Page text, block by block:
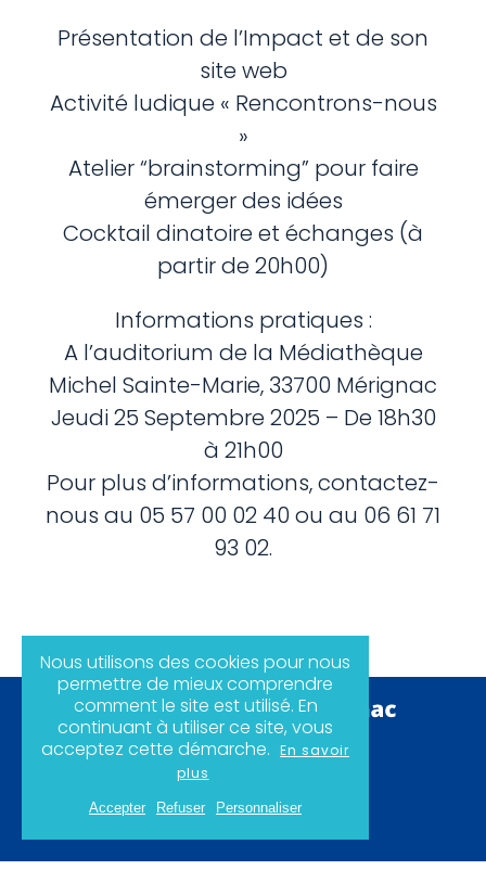
Présentation de l’Impact et de son
site web
Activité ludique « Rencontrons-nous
»
Atelier “brainstorming” pour faire
émerger des idées
Cocktail dinatoire et échanges (à
partir de 20h00)
Informations pratiques :
A l’auditorium de la Médiathèque
Michel Sainte-Marie, 33700 Mérignac
Jeudi 25 Septembre 2025 – De 18h30
à 21h00
Pour plus d’informations, contactez-
nous au 05 57 00 02 40 ou au 06 61 71
93 02.
Politique de confidentialité
Mentions légales
Plan du site
Nous utilisons des cookies pour nous
permettre de mieux comprendre
comment le site est utilisé. En
continuant à utiliser ce site, vous
acceptez cette démarche. En savoir
plus
Accepter Refuser Personnaliser